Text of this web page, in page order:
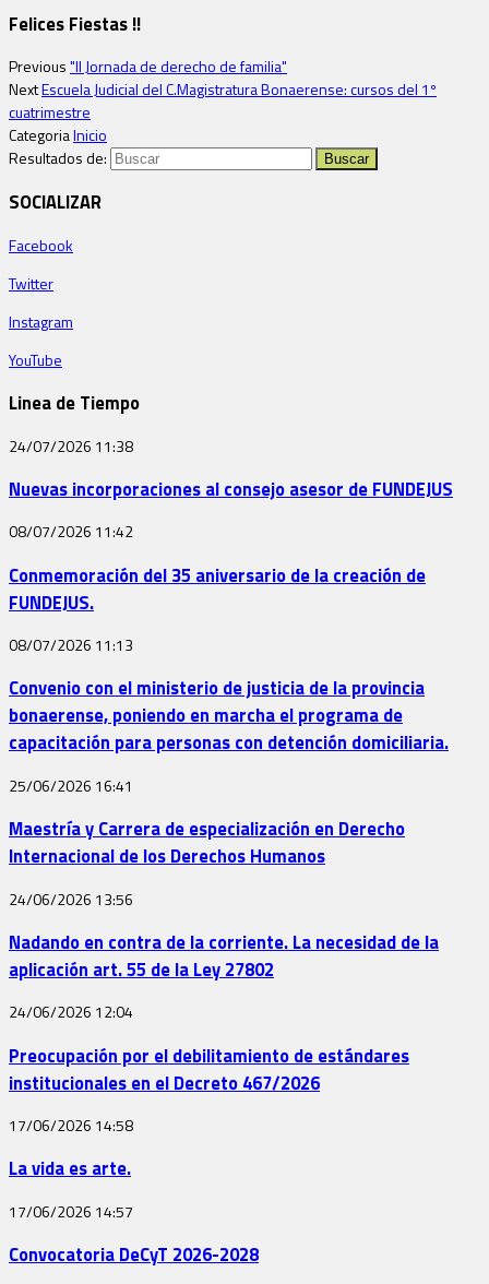
Felices Fiestas !!
Previous"II Jornada de derecho de familia"
NextEscuela Judicial del C.Magistratura Bonaerense: cursos del 1º
cuatrimestre
CategoriaInicio
Resultados de:
SOCIALIZAR
Facebook
Twitter
Instagram
YouTube
Linea de Tiempo
24/07/2026 11:38
Nuevas incorporaciones al consejo asesor de FUNDEJUS
08/07/2026 11:42
Conmemoración del 35 aniversario de la creación de
FUNDEJUS.
08/07/2026 11:13
Convenio con el ministerio de justicia de la provincia
bonaerense, poniendo en marcha el programa de
capacitación para personas con detención domiciliaria.
25/06/2026 16:41
Maestría y Carrera de especialización en Derecho
Internacional de los Derechos Humanos
24/06/2026 13:56
Nadando en contra de la corriente. La necesidad de la
aplicación art. 55 de la Ley 27802
24/06/2026 12:04
Preocupación por el debilitamiento de estándares
institucionales en el Decreto 467/2026
17/06/2026 14:58
La vida es arte.
17/06/2026 14:57
Convocatoria DeCyT 2026-2028